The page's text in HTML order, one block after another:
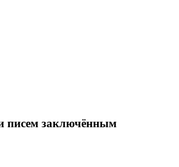
писем заключённым